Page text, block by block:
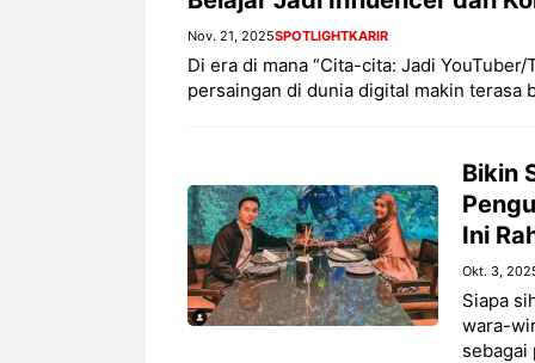
Nov. 21, 2025SPOTLIGHTKARIR
Di era di mana “Cita-cita: Jadi
persaingan di dunia digital makin terasa
Bikin
Ini
Okt. 3,
Siapa
wara-
sebagai